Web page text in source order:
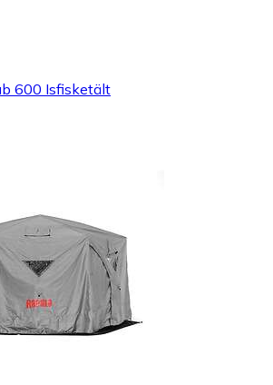
600 Isfisketält